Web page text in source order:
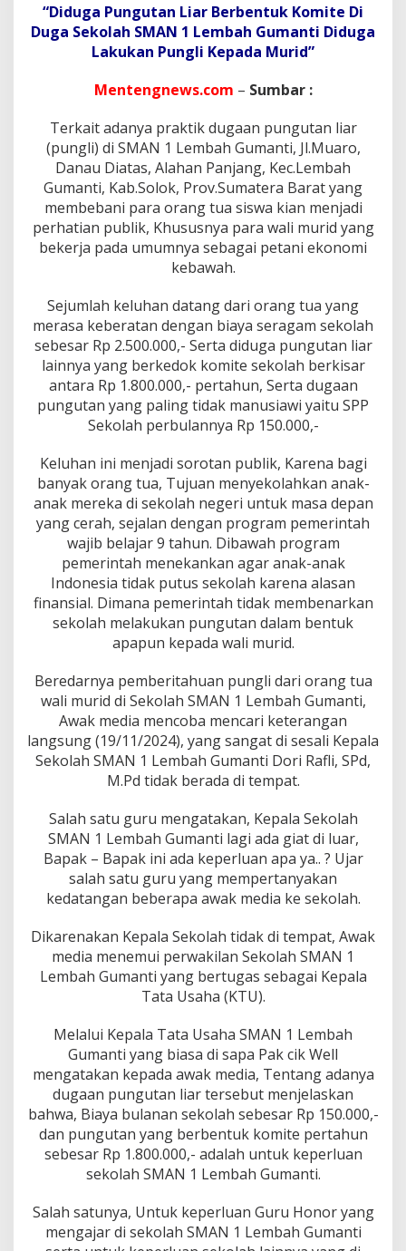
l
a
h
M
A
1
L
e
m
b
a
h
G
u
n
t
i
L
k
u
k
n
u
n
g
u
t
a
n
B
u
l
a
n
K
e
a
d
M
u
i
d
"
“Diduga Pungutan Liar Berbentuk Komite Di
Duga Sekolah SMAN 1 Lembah Gumanti Diduga
Lakukan Pungli Kepada Murid”
Mentengnews.com – Sumbar :
Terkait adanya praktik dugaan pungutan liar
(pungli) di SMAN 1 Lembah Gumanti, Jl.Muaro,
Danau Diatas, Alahan Panjang, Kec.Lembah
Gumanti, Kab.Solok, Prov.Sumatera Barat yang
membebani para orang tua siswa kian menjadi
perhatian publik, Khususnya para wali murid yang
bekerja pada umumnya sebagai petani ekonomi
kebawah.
Sejumlah keluhan datang dari orang tua yang
merasa keberatan dengan biaya seragam sekolah
sebesar Rp 2.500.000,- Serta diduga pungutan liar
lainnya yang berkedok komite sekolah berkisar
antara Rp 1.800.000,- pertahun, Serta dugaan
pungutan yang paling tidak manusiawi yaitu SPP
Sekolah perbulannya Rp 150.000,-
Keluhan ini menjadi sorotan publik, Karena bagi
banyak orang tua, Tujuan menyekolahkan anak-
anak mereka di sekolah negeri untuk masa depan
yang cerah, sejalan dengan program pemerintah
wajib belajar 9 tahun. Dibawah program
pemerintah menekankan agar anak-anak
Indonesia tidak putus sekolah karena alasan
finansial. Dimana pemerintah tidak membenarkan
sekolah melakukan pungutan dalam bentuk
apapun kepada wali murid.
Beredarnya pemberitahuan pungli dari orang tua
wali murid di Sekolah SMAN 1 Lembah Gumanti,
Awak media mencoba mencari keterangan
langsung (19/11/2024), yang sangat di sesali Kepala
Sekolah SMAN 1 Lembah Gumanti Dori Rafli, SPd,
M.Pd tidak berada di tempat.
Salah satu guru mengatakan, Kepala Sekolah
SMAN 1 Lembah Gumanti lagi ada giat di luar,
Bapak – Bapak ini ada keperluan apa ya.. ? Ujar
salah satu guru yang mempertanyakan
kedatangan beberapa awak media ke sekolah.
Dikarenakan Kepala Sekolah tidak di tempat, Awak
media menemui perwakilan Sekolah SMAN 1
Lembah Gumanti yang bertugas sebagai Kepala
Tata Usaha (KTU).
Melalui Kepala Tata Usaha SMAN 1 Lembah
Gumanti yang biasa di sapa Pak cik Well
mengatakan kepada awak media, Tentang adanya
dugaan pungutan liar tersebut menjelaskan
bahwa, Biaya bulanan sekolah sebesar Rp 150.000,-
dan pungutan yang berbentuk komite pertahun
sebesar Rp 1.800.000,- adalah untuk keperluan
sekolah SMAN 1 Lembah Gumanti.
Salah satunya, Untuk keperluan Guru Honor yang
mengajar di sekolah SMAN 1 Lembah Gumanti